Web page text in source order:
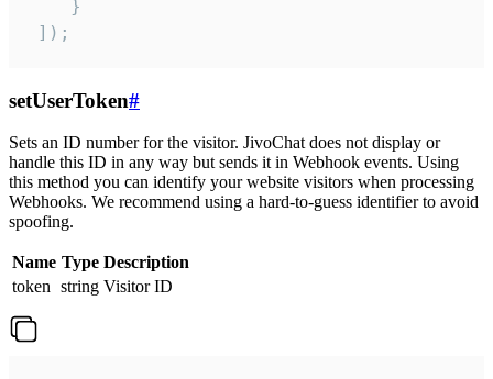
    }
]);
setUserToken#
Sets an ID number for the visitor. JivoChat does not display or
handle this ID in any way but sends it in Webhook events. Using
this method you can identify your website visitors when processing
Webhooks. We recommend using a hard-to-guess identifier to avoid
spoofing.
Name Type Description
token string Visitor ID